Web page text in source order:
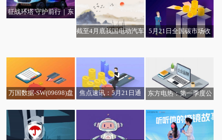
征战环塔 守护前行｜东
购5.91万股
截至4月底我国电动汽车
数达2195.5万个
5月21日全国碳市场收
100万人民币
万国数据-SW(09698)盘
季实际搬入面积较少、
交付量逊预期
焦点速讯：5月21日通
达5%
东方电热：第一季度公
国等市场的出货量都在
增长